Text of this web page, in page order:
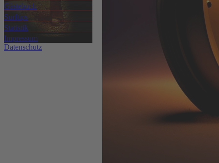
Gästebuch
Surftips
Statistik
Impressum
Datenschutz